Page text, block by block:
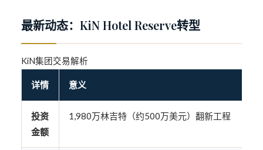
最新动态：KiN Hotel Reserve转型
KiN集团交易解析
详情 意义
投资
金额
1,980万林吉特（约500万美元）翻新工程